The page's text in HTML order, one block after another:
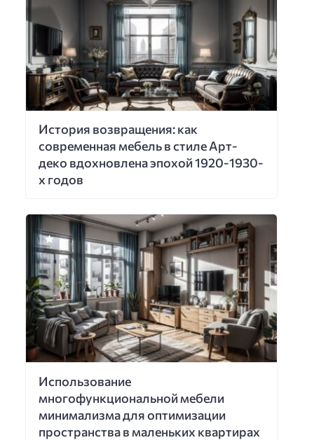
История возвращения: как
современная мебель в стиле Арт-
деко вдохновлена эпохой 1920-1930-
х годов
Использование
многофункциональной мебели
минимализма для оптимизации
пространства в маленьких квартирах